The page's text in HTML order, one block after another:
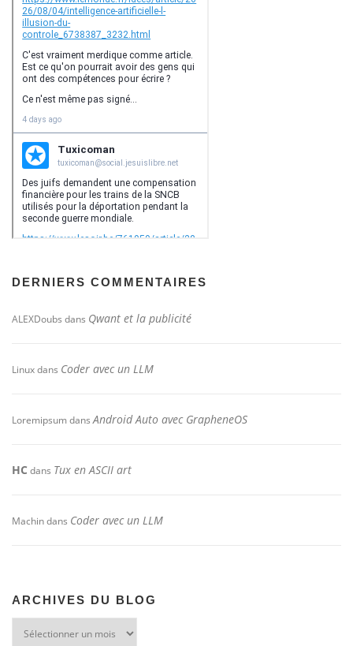
DERNIERS COMMENTAIRES
ALEXDoubs dans Qwant et la publicité
Linuxdans Coder avec un LLM
LoremipsumdansAndroid Auto avec GrapheneOS
HC dans Tux en ASCII art
Machindans Coder avec un LLM
ARCHIVES DU BLOG